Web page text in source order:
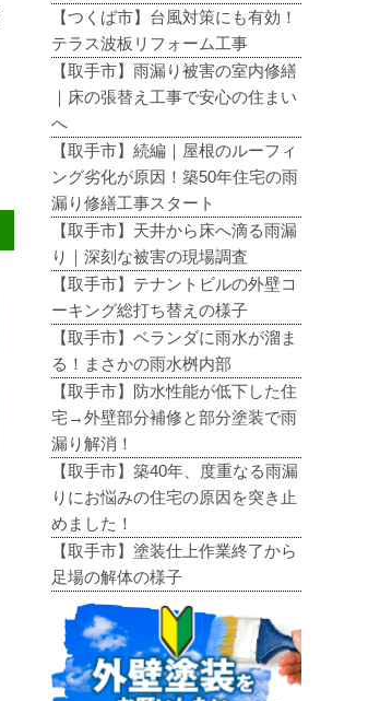
【つくば市】台風対策にも有効！
テラス波板リフォーム工事
【取手市】雨漏り被害の室内修繕
｜床の張替え工事で安心の住まい
へ
【取手市】続編｜屋根のルーフィ
ング劣化が原因！築50年住宅の雨
漏り修繕工事スタート
【取手市】天井から床へ滴る雨漏
り｜深刻な被害の現場調査
【取手市】テナントビルの外壁コ
ーキング総打ち替えの様子
【取手市】ベランダに雨水が溜ま
る！まさかの雨水桝内部
【取手市】防水性能が低下した住
宅→外壁部分補修と部分塗装で雨
漏り解消！
【取手市】築40年、度重なる雨漏
りにお悩みの住宅の原因を突き止
めました！
【取手市】塗装仕上作業終了から
足場の解体の様子